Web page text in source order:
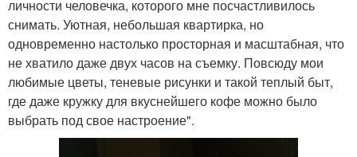
личности человечка, которого мне посчастливилось
снимать. Уютная, небольшая квартирка, но
одновременно настолько просторная и масштабная, что
не хватило даже двух часов на съемку. Повсюду мои
любимые цветы, теневые рисунки и такой теплый быт,
где даже кружку для вкуснейшего кофе можно было
выбрать под свое настроение".